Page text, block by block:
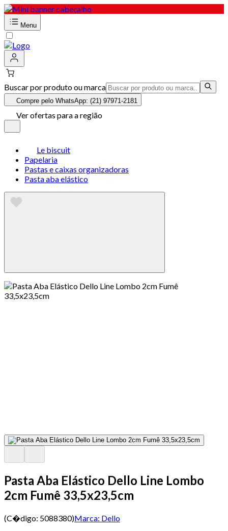
Menu
Buscar por produto ou marca
Compre pelo WhatsApp: (21) 97971-2181
Ver ofertas para a região
Le biscuit
Papelaria
Pastas e caixas organizadoras
Pasta aba elástico
Pasta Aba Elástico Dello Line Lombo
2cm Fumê 33,5x23,5cm
(C�digo: 5088380)Marca: Dello